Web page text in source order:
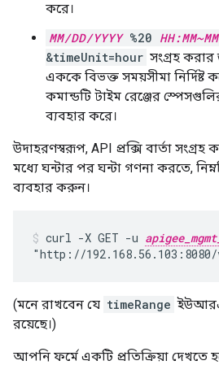
করে।
MM/DD/YYYY%20
&timeUnit=hour সংগ্রহ করার
এককে বিভক্ত সময়সীমা নির্দিষ্ট
কমান্ডটি টাইম রেঞ্জের
ব্যবহার করে।
উদাহরণস্বরূপ, API প্রক্সি বার্তা
মধ্যে ঘন্টার পর ঘন্টা গণনা করতে,
ব্যবহার করুন।
curl -X GET -u
"http://192.168.56.103:8080/
(মনে রাখবেন যে timeRange
রয়েছে।)
আপনি ফর্মে একটি প্রতিক্রিয়া দেখতে